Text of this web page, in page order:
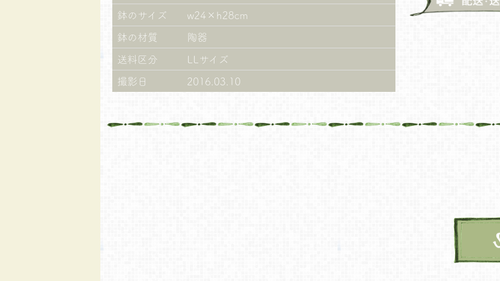
鉢のサイズ
w24×h28cm
鉢の材質
陶器
送料区分
LLサイズ
撮影日
2016.03.10